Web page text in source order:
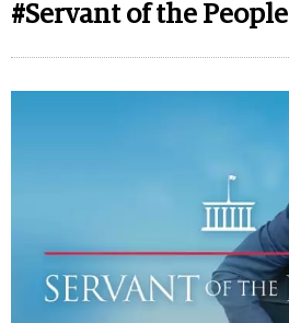
#Servant of the People